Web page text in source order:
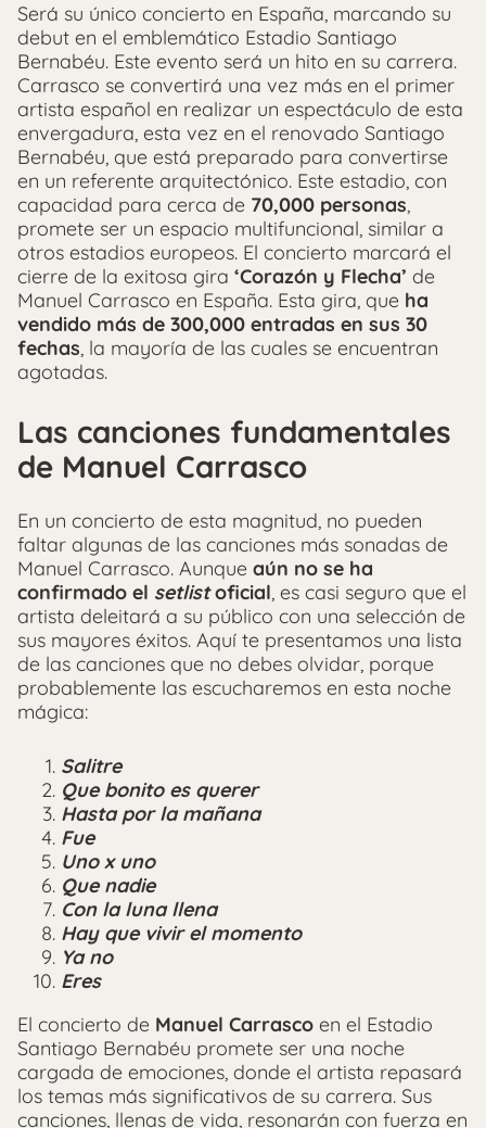
Será su único concierto en España, marcando su
debut en el emblemático Estadio Santiago
Bernabéu. Este evento será un hito en su carrera.
Carrasco se convertirá una vez más en el primer
artista español en realizar un espectáculo de esta
envergadura, esta vez en el renovado Santiago
Bernabéu, que está preparado para convertirse
en un referente arquitectónico. Este estadio, con
capacidad para cerca de 70,000 personas,
promete ser un espacio multifuncional, similar a
otros estadios europeos. El concierto marcará el
cierre de la exitosa gira ‘Corazón y Flecha’ de
Manuel Carrasco en España. Esta gira, que ha
vendido más de 300,000 entradas en sus 30
fechas, la mayoría de las cuales se encuentran
agotadas.
Las canciones fundamentales
de Manuel Carrasco
En un concierto de esta magnitud, no pueden
faltar algunas de las canciones más sonadas de
Manuel Carrasco. Aunque aún no se ha
confirmado el setlistoficial, es casi seguro que el
artista deleitará a su público con una selección de
sus mayores éxitos. Aquí te presentamos una lista
de las canciones que no debes olvidar, porque
probablemente las escucharemos en esta noche
mágica:
Salitre
Que bonito es querer
Hasta por la mañana
Fue
Uno x uno
Que nadie
Con la luna llena
Hay que vivir el momento
Ya no
Eres
El concierto de Manuel Carrasco en el Estadio
Santiago Bernabéu promete ser una noche
cargada de emociones, donde el artista repasará
los temas más significativos de su carrera. Sus
canciones, llenas de vida, resonarán con fuerza en